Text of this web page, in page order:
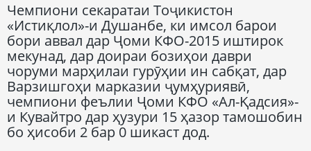
Чемпиони секаратаи Тоҷикистон
«Истиқлол»-и Душанбе, ки имсол барои
бори аввал дар Ҷоми КФО-2015 иштирок
мекунад, дар доираи бозиҳои даври
чоруми марҳилаи гурӯҳии ин сабқат, дар
Варзишгоҳи марказии ҷумҳуриявӣ,
чемпиони феълии Ҷоми КФО «Ал-Қадсия»-
и Кувайтро дар ҳузури 15 ҳазор тамошобин
бо ҳисоби 2 бар 0 шикаст дод.